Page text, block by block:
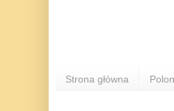
Strona główna